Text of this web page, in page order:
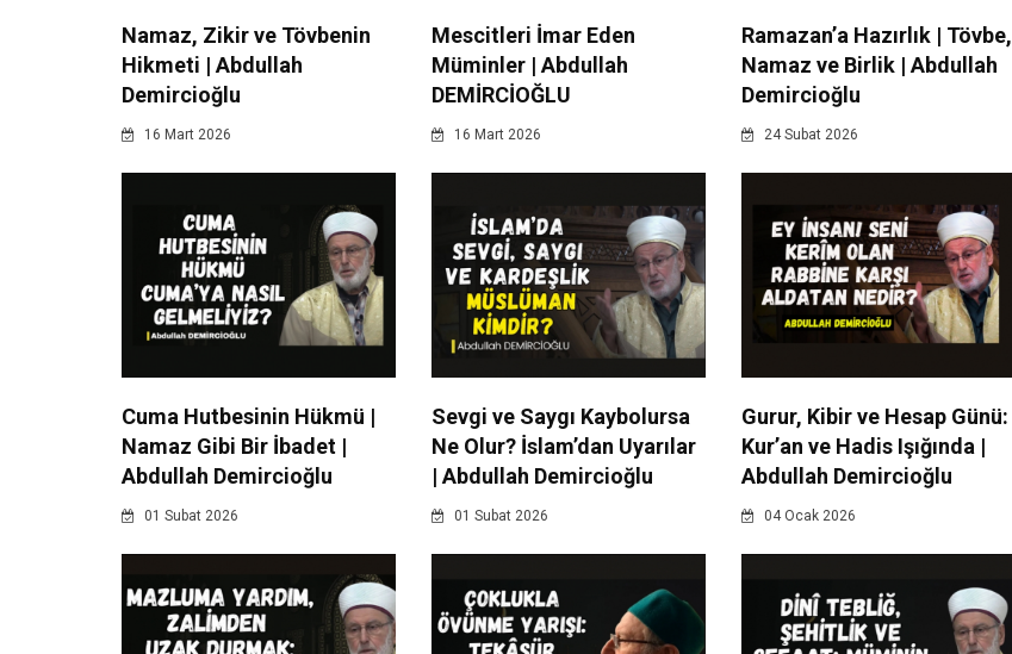
Namaz, Zikir ve Tövbenin
Hikmeti | Abdullah
Demircioğlu
16 Mart 2026
Mescitleri İmar Eden
Müminler | Abdullah
DEMİRCİOĞLU
16 Mart 2026
Ramazan’a Hazırlık | Tövbe,
Namaz ve Birlik | Abdullah
Demircioğlu
24 Subat 2026
Cuma Hutbesinin Hükmü |
Namaz Gibi Bir İbadet |
Abdullah Demircioğlu
01 Subat 2026
Sevgi ve Saygı Kaybolursa
Ne Olur? İslam’dan Uyarılar
| Abdullah Demircioğlu
01 Subat 2026
Gurur, Kibir ve Hesap Günü:
Kur’an ve Hadis Işığında |
Abdullah Demircioğlu
04 Ocak 2026